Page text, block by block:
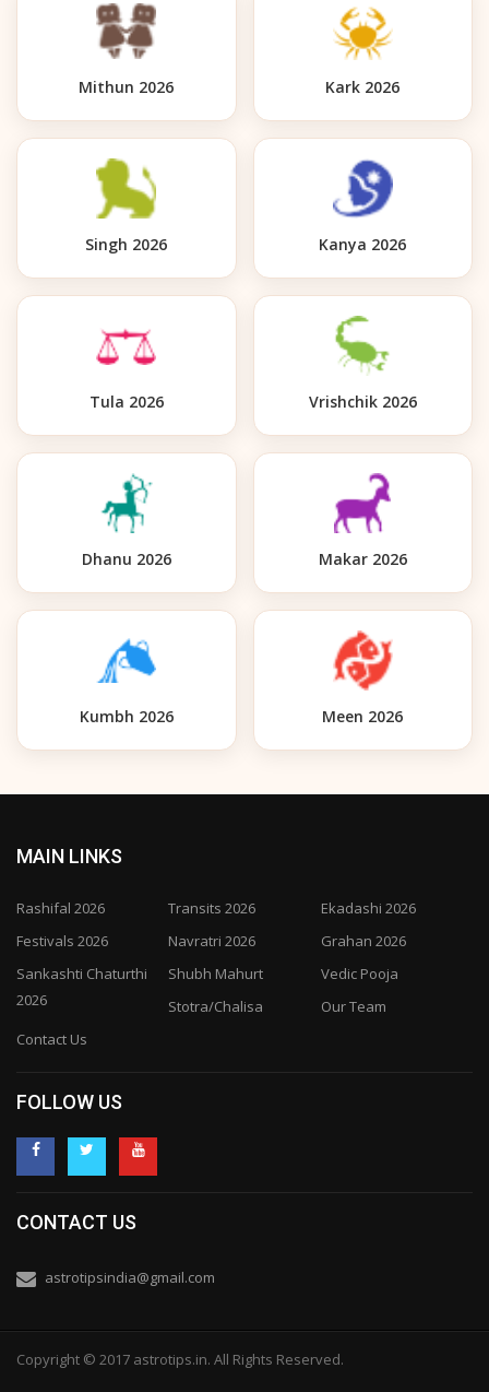
Mithun 2026 Kark 2026
Singh 2026 Kanya 2026
Tula 2026 Vrishchik 2026
Dhanu 2026 Makar 2026
Kumbh 2026 Meen 2026
MAIN LINKS
Rashifal 2026 Transits 2026
Ekadashi 2026
Festivals 2026
Navratri 2026
Grahan 2026
Sankashti Chaturthi
2026
Shubh Mahurt
Vedic Pooja
Stotra/Chalisa
Our Team
Contact Us
FOLLOW US
CONTACT US
astrotipsindia@gmail.com
Copyright © 2017 astrotips.in. All Rights Reserved.